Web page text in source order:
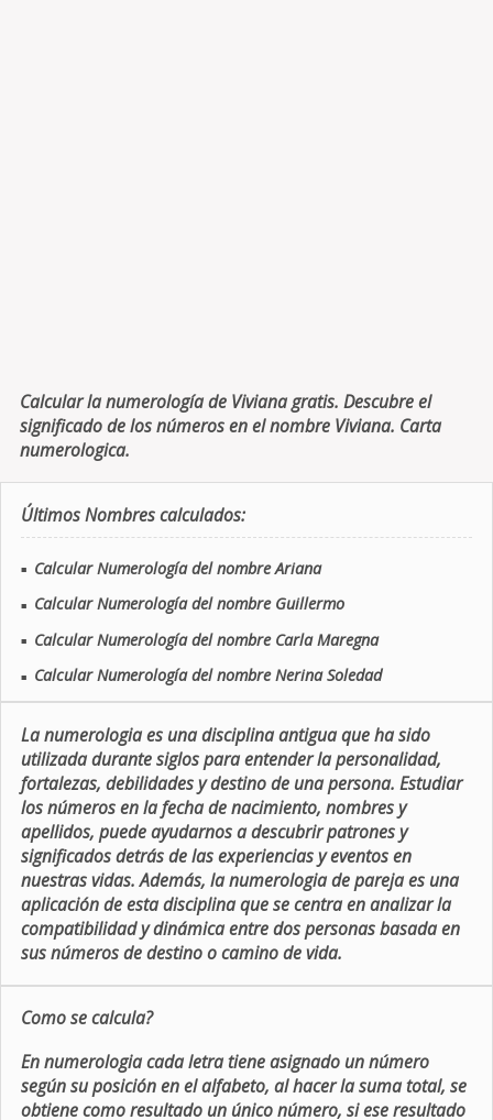
Calcular la numerología de Viviana gratis. Descubre el
significado de los números en el nombre Viviana. Carta
numerologica.
Últimos Nombres calculados:
■ Calcular Numerología del nombre Ariana
■ Calcular Numerología del nombre Guillermo
■ Calcular Numerología del nombre Carla Maregna
■ Calcular Numerología del nombre Nerina Soledad
La numerologia es una disciplina antigua que ha sido
utilizada durante siglos para entender la personalidad,
fortalezas, debilidades y destino de una persona. Estudiar
los números en la fecha de nacimiento, nombres y
apellidos, puede ayudarnos a descubrir patrones y
significados detrás de las experiencias y eventos en
nuestras vidas. Además, la numerologia de pareja es una
aplicación de esta disciplina que se centra en analizar la
compatibilidad y dinámica entre dos personas basada en
sus números de destino o camino de vida.
Como se calcula?
En numerologia cada letra tiene asignado un número
según su posición en el alfabeto, al hacer la suma total, se
obtiene como resultado un único número, si ese resultado